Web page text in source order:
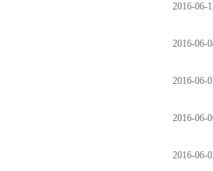
2016-06-
2016-06-
2016-06-
2016-06-
2016-06-